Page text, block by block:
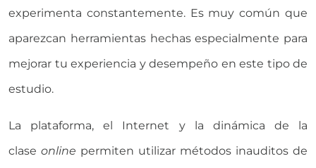
experimenta constantemente. Es muy común que
aparezcan herramientas hechas especialmente para
mejorar tu experiencia y desempeño en este tipo de
estudio.
La plataforma, el Internet y la dinámica de la
clase online permiten utilizar métodos inauditos de